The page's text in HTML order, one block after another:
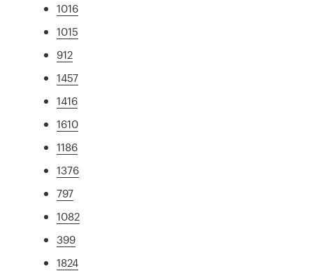
1016
1015
912
1457
1416
1610
1186
1376
797
1082
399
1824